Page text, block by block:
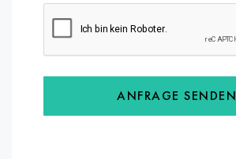
ANFRAGE SENDEN